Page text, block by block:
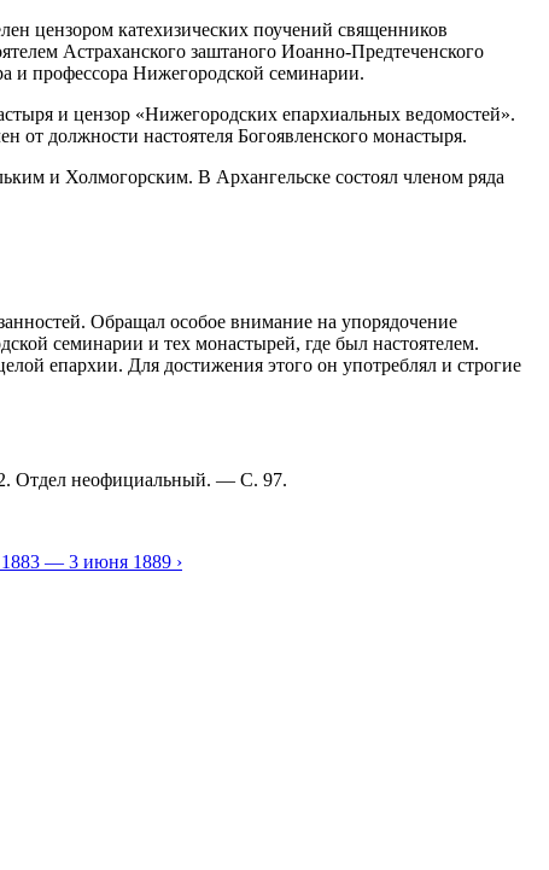
цензором катехизических поучений священников
Астраханского заштаного Иоанно-Предтеченского
и профессора Нижегородской семинарии.
и цензор «Нижегородских епархиальных ведомостей».
должности настоятеля Богоявленского монастыря.
и Холмогорским. В Архангельске состоял членом ряда
Обращал особое внимание на упорядочение
семинарии и тех монастырей, где был настоятелем.
епархии. Для достижения этого он употреблял и строгие
Отдел неофициальный. — С. 97.
— 3 июня 1889 ›